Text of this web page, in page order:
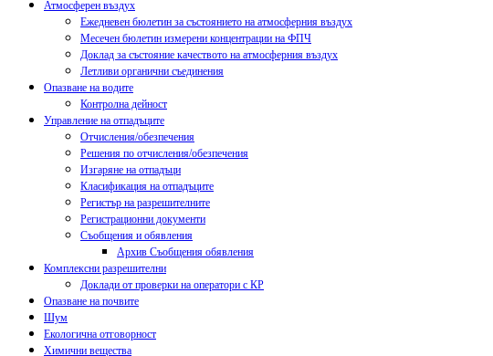
Атмосферен въздух
Ежедневен бюлетин за състоянието на атмосферния въздух
Месечен бюлетин измерени концентрации на ФПЧ
Доклад за състояние качеството на атмосферния въздух
Летливи органични съединения
Опазване на водите
Контролна дейност
Управление на отпадъците
Отчисления/обезпечения
Решения по отчисления/обезпечения
Изгаряне на отпадъци
Класификация на отпадъците
Регистър на разрешителните
Регистрационни документи
Съобщения и обявления
Архив Съобщения обявления
Комплексни разрешителни
Доклади от проверки на оператори с КР
Опазване на почвите
Шум
Екологична отговорност
Химични вещества